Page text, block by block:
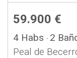
59.900 €
4 Habs - 2
Peal de